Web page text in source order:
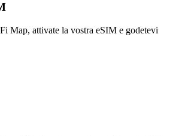
Map, attivate la vostra eSIM e godetevi